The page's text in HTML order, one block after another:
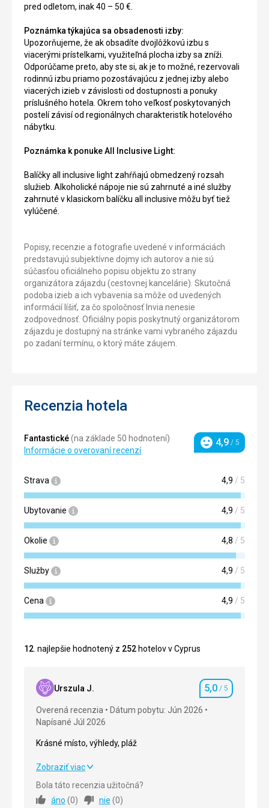
pred odletom, inak 40 – 50 €.
Poznámka týkajúca sa obsadenosti izby:
Upozorňujeme, že ak obsadíte dvojlôžkovú izbu s
viacerými prístelkami, využiteľná plocha izby sa zníži.
Odporúčame preto, aby ste si, ak je to možné, rezervovali
rodinnú izbu priamo pozostávajúcu z jednej izby alebo
viacerých izieb v závislosti od dostupnosti a ponuky
príslušného hotela. Okrem toho veľkosť poskytovaných
postelí závisí od regionálnych charakteristík hotelového
nábytku.
Poznámka k ponuke All Inclusive Light:
Balíčky all inclusive light zahŕňajú obmedzený rozsah
služieb. Alkoholické nápoje nie sú zahrnuté a iné služby
zahrnuté v klasickom balíčku all inclusive môžu byť tiež
vylúčené.
Popisy, recenzie a fotografie uvedené v informáciách
predstavujú subjektívne dojmy ich autorov a nie sú
súčasťou oficiálneho popisu objektu zo strany
organizátora zájazdu (cestovnej kancelárie). Skutočná
podoba izieb a ich vybavenia sa môže od uvedených
informácií líšiť, za čo spoločnosť Invia nenesie
zodpovednosť. Oficiálny popis poskytnutý organizátorom
zájazdu je dostupný na stránke vami vybraného zájazdu
po zadaní termínu, o ktorý máte záujem.
Recenzia hotela
Fantastické(na základe 50 hodnotení)
Informácie o overovaní recenzí
Hodnotenie
4,9 / 5
Strava 4,9 / 5
Ubytovanie 4,9 / 5
Okolie 4,8 / 5
Služby 4,9 / 5
Cena 4,9 / 5
12 . najlepšie hodnotený z 252hotelov v Cyprus
Urszula J. Hodnotenie
5,0 / 5
Overená recenzia
Dátum pobytu: Jún 2026
Napísané Júl 2026
Krásné místo, výhledy, pláž
Krásné místo, výhledy, pláž
Strava
Zobraziť viac
Bola táto recenzia užitočná?
áno (0) nie (0)